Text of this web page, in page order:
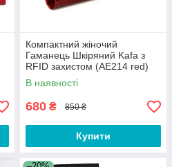
Компактний жіночий
Гаманець Шкіряний Kafa з
RFID захистом (AE214 red)
В наявності
680 ₴ 850 ₴
Купити